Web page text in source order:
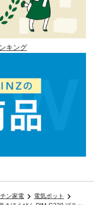
キング
ン家電
電気ポット